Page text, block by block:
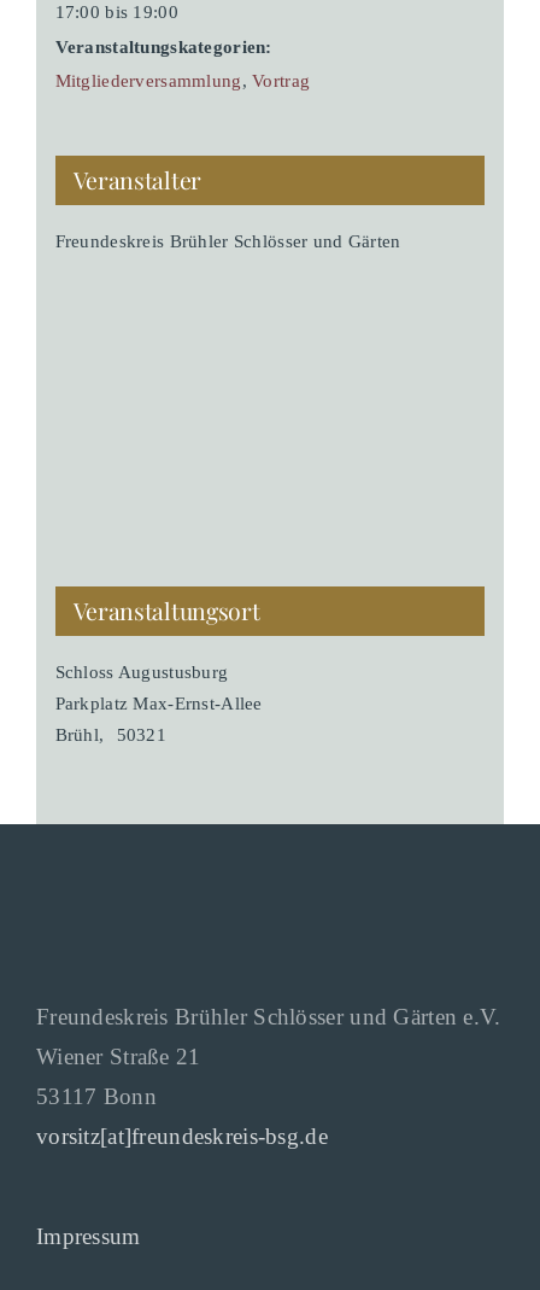
17:00 bis 19:00
Veranstaltungskategorien:
Mitgliederversammlung,Vortrag
Veranstalter
Freundeskreis Brühler Schlösser und Gärten
Veranstaltungsort
Schloss Augustusburg
Parkplatz Max-Ernst-Allee
Brühl, 50321
Freundeskreis Brühler Schlösser und Gärten e.V.
Wiener Straße 21
53117 Bonn
vorsitz[at]freundeskreis-bsg.de
Impressum